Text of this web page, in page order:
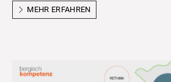
MEHR ERFAHREN